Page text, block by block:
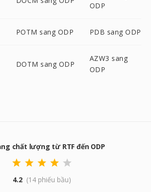
ODP
POTM sang ODP PDB sang ODP
DOTM sang ODP
AZW3 sang
ODP
chất lượng từ RTF đến ODP
4.2 (14 phiếu bầu)